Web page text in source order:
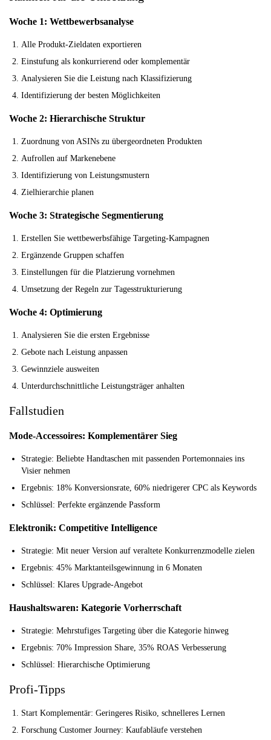
Woche 1: Wettbewerbsanalyse
Alle Produkt-Zieldaten exportieren
Einstufung als konkurrierend oder komplementär
Analysieren Sie die Leistung nach Klassifizierung
Identifizierung der besten Möglichkeiten
Woche 2: Hierarchische Struktur
Zuordnung von ASINs zu übergeordneten Produkten
Aufrollen auf Markenebene
Identifizierung von Leistungsmustern
Zielhierarchie planen
Woche 3: Strategische Segmentierung
Erstellen Sie wettbewerbsfähige Targeting-Kampagnen
Ergänzende Gruppen schaffen
Einstellungen für die Platzierung vornehmen
Umsetzung der Regeln zur Tagesstrukturierung
Woche 4: Optimierung
Analysieren Sie die ersten Ergebnisse
Gebote nach Leistung anpassen
Gewinnziele ausweiten
Unterdurchschnittliche Leistungsträger anhalten
Fallstudien
Mode-Accessoires: Komplementärer Sieg
Strategie: Beliebte Handtaschen mit passenden Portemonnaies ins
Visier nehmen
Ergebnis: 18% Konversionsrate, 60% niedrigerer CPC als Keywords
Schlüssel: Perfekte ergänzende Passform
Elektronik: Competitive Intelligence
Strategie: Mit neuer Version auf veraltete Konkurrenzmodelle zielen
Ergebnis: 45% Marktanteilsgewinnung in 6 Monaten
Schlüssel: Klares Upgrade-Angebot
Haushaltswaren: Kategorie Vorherrschaft
Strategie: Mehrstufiges Targeting über die Kategorie hinweg
Ergebnis: 70% Impression Share, 35% ROAS Verbesserung
Schlüssel: Hierarchische Optimierung
Profi-Tipps
Start Komplementär: Geringeres Risiko, schnelleres Lernen
Forschung Customer Journey: Kaufabläufe verstehen